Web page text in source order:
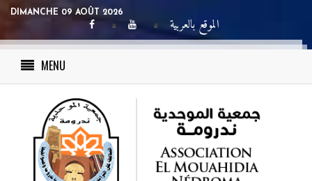
DIMANCHE 09 AOÛT 2026
الموقع بالعربية
MENU